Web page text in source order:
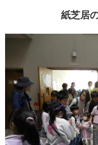
紙芝居